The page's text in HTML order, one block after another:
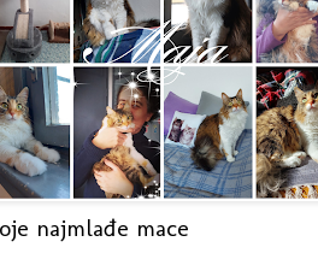
najmlađe mace